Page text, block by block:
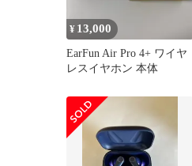
¥ 13,000
EarFun Air Pro 4+ ワイヤ
レスイヤホン 本体